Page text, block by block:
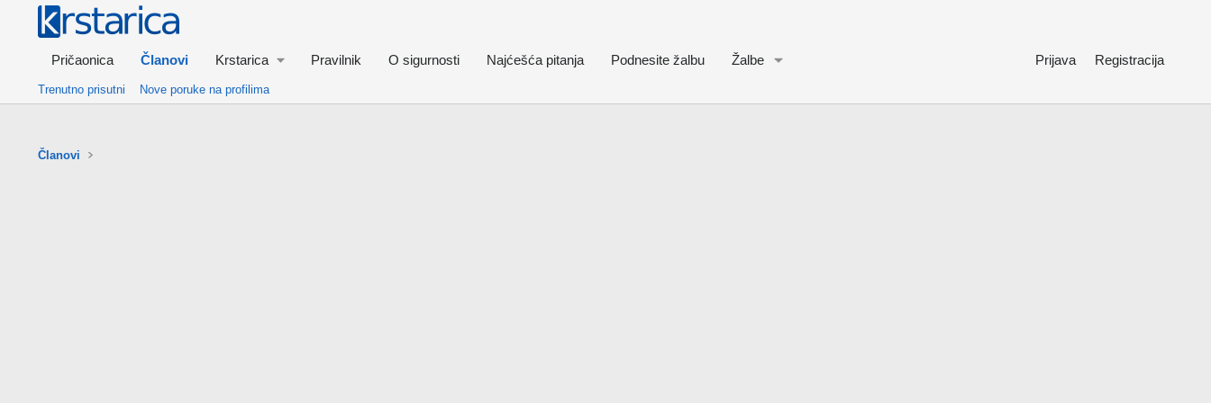
Pričaonica Članovi Krstarica Pravilnik O sigurnosti Najćešća pitanja Podnesite žalbu Žalbe Prijava Registracija
Trenutno prisutni Nove poruke na profilima
Članovi